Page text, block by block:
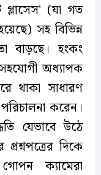
গ্লাসেস' (যা গত
সহ বিভিন্ন
বাড়ছে। হংকং
সহযোগী অধ্যাপক
থাকা সাধারণ
করেন।
যেভাবে উঠে
দিকে
ক্যামেরা